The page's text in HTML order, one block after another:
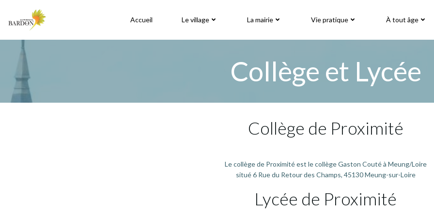
contenu
Accueil Le village La mairie Vie pratique À tout âge
Collège et Lycée
Collège de Proximité
Le collège de Proximité est le collège Gaston Couté à Meung/Loire
situé 6 Rue du Retour des Champs, 45130 Meung-sur-Loire
Lycée de Proximité